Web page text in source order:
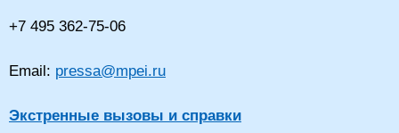
+7 495 362-75-06
Email: pressa@mpei.ru
Экстренные вызовы и справки